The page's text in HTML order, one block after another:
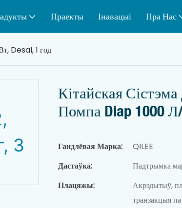
Праекты Інавацыі Пра Нас
Desal, 1 год
Кітайская
Помпа Diap 1000
Гандлёвая Марка:
QILEE
Дастаўка:
Падтрымка
Плацяжы:
Акрэдытыў,
транзакцыя
прэс